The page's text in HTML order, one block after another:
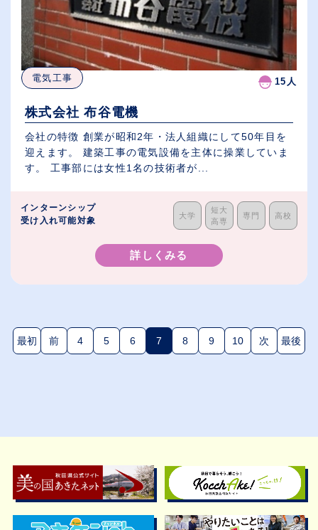
電気工事 15人
株式会社 布谷電機
会社の特徴 創業が昭和2年・法人組織にして50年目を
迎えます。 建築工事の電気設備を主体に操業していま
す。 工事部には女性1名の技術者が...
インターンシップ
受け入れ可能対象
大学
短大
高専
専門 高校
詳しくみる
最初 前 4 5 6 7(現在のページ)
8 9 10 次 最後